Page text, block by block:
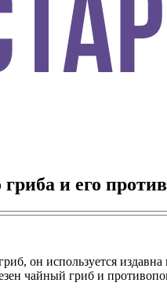
и его
он используется
чайный гриб и